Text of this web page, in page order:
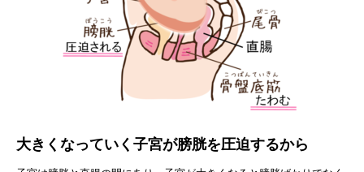
大きくなっていく子宮が膀胱を圧迫するから